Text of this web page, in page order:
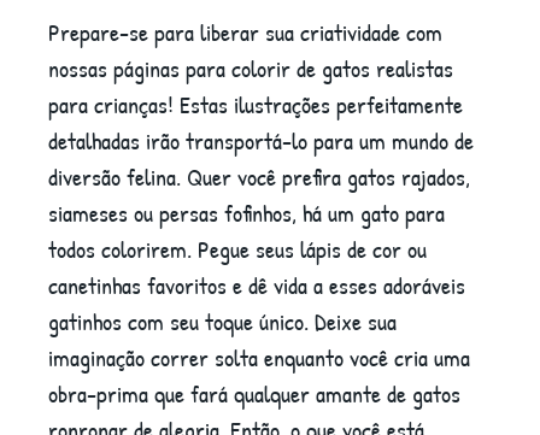
Prepare-se para liberar sua criatividade com
nossas páginas para colorir de gatos realistas
para crianças! Estas ilustrações perfeitamente
detalhadas irão transportá-lo para um mundo de
diversão felina. Quer você prefira gatos rajados,
siameses ou persas fofinhos, há um gato para
todos colorirem. Pegue seus lápis de cor ou
canetinhas favoritos e dê vida a esses adoráveis
gatinhos com seu toque único. Deixe sua
imaginação correr solta enquanto você cria uma
obra-prima que fará qualquer amante de gatos